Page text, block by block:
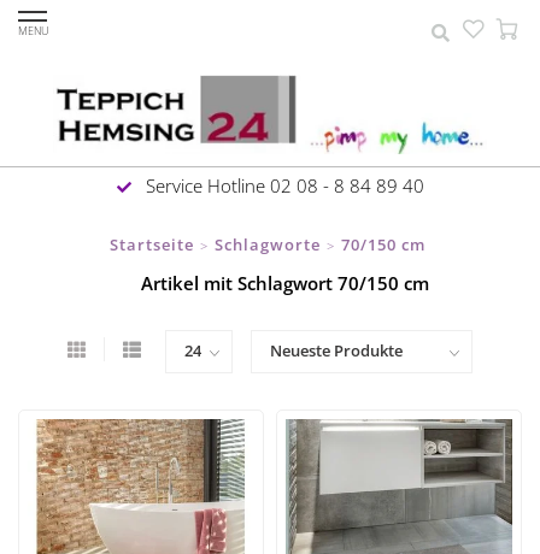
MENU
Service Hotline 02 08 - 8 84 89 40
Startseite > Schlagworte > 70/150 cm
Artikel mit Schlagwort 70/150 cm